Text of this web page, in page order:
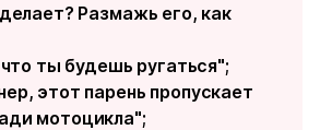
Размажь его, как
ты будешь ругаться";
этот парень пропускает
мотоцикла";